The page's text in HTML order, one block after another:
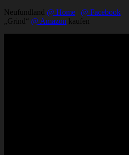
Neufundland @ Home | @ Facebook
„Grind“ @ Amazon kaufen